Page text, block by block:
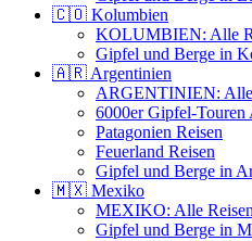
🇨🇴 Kolumbien
KOLUMBIEN: Alle
Gipfel und Berge in
🇦🇷 Argentinien
ARGENTINIEN: Alle
6000er Gipfel-Touren
Patagonien Reisen
Feuerland Reisen
Gipfel und Berge in
🇲🇽 Mexiko
MEXIKO: Alle
Gipfel und Berge in